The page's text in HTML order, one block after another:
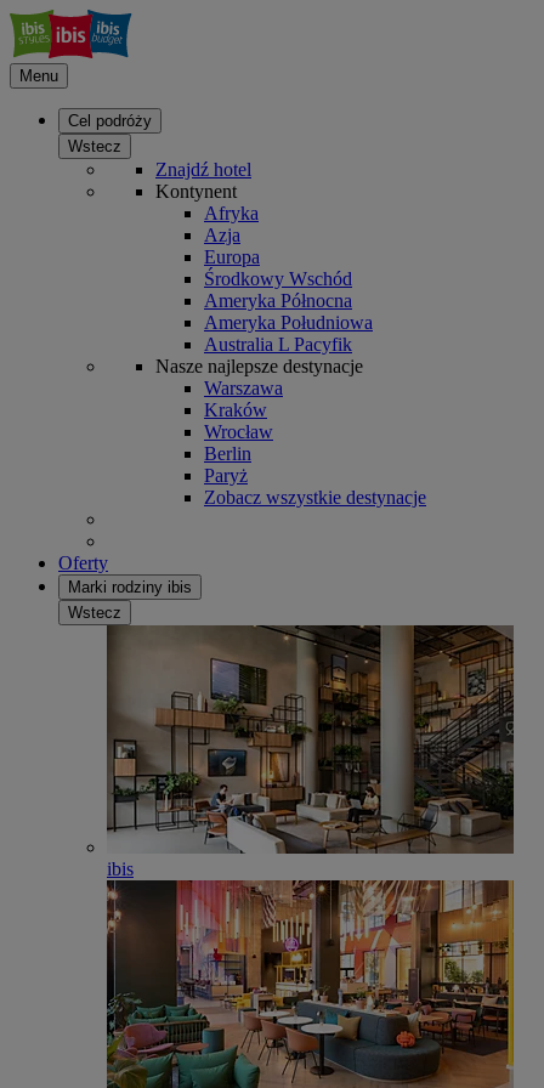
Menu
Cel podróży
Wstecz
Znajdź hotel
Kontynent
Afryka
Azja
Europa
Środkowy Wschód
Ameryka Północna
Ameryka Południowa
Australia L Pacyfik
Nasze najlepsze destynacje
Warszawa
Kraków
Wrocław
Berlin
Paryż
Zobacz wszystkie destynacje
Oferty
Marki rodziny ibis
Wstecz
ibis